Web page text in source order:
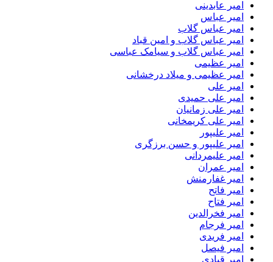
امیر عابدینی
امیر عباس
امیر عباس گلاب
امیر عباس گلاب و امین قباد
امیر عباس گلاب و سیامک عباسی
امیر عظیمی
امیر عظیمی و میلاد درخشانی
امیر علی
امیر علی حمیدی
امیر علی زمانیان
امیر علی کریمخانی
امیر علیپور
امیر علیپور و حسن برزگری
امیر علیمردانی
امیر عمران
امیر غفارمنش
امیر فاتح
امیر فتاح
امیر فخرالدین
امیر فرجام
امیر فریدی
امیر فیصل
امیر قبادی